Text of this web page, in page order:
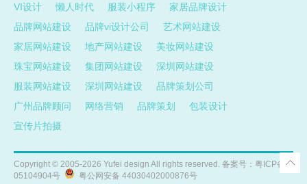
VI设计
懒人时代 服装小程序
家居品牌设计
品牌网站建设
品牌vi设计公司
艺术网站建设
家居网站建设
地产网站建设
美妆网站建设
珠宝网站建设
集团网站建设
深圳网站建设
服装网站建设
深圳网站建设
品牌策划公司
广州品牌顾问
网络营销 品牌策划
包装设计
宣传片拍摄
Copyright © 2005-2026 Yufei design All rights reserved. 备案号： 粤ICP备
05104904号
粤公网安备 44030402000876号